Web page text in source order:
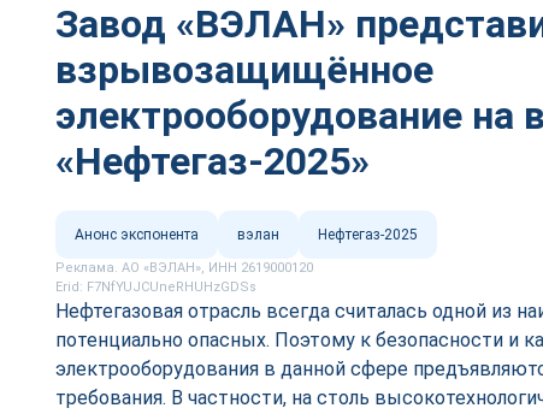
Завод «ВЭЛАН»
взрывозащищённое
электрооборудование на
«Нефтегаз-2025»
Анонс экспонента вэлан Нефтегаз-2025
Реклама. АО «ВЭЛАН», ИНН 2619000120
Erid: F7NfYUJCUneRHUHzGDSs
Нефтегазовая отрасль всегда считалась одной из
потенциально опасных. Поэтому к безопасности и
электрооборудования в данной сфере
требования. В частности, на столь